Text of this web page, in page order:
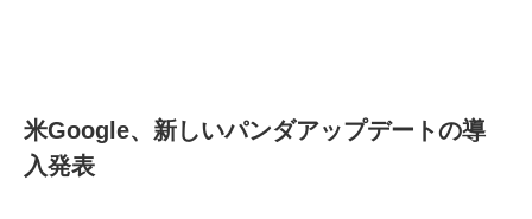
米Google、新しいパンダアップデートの導
入発表